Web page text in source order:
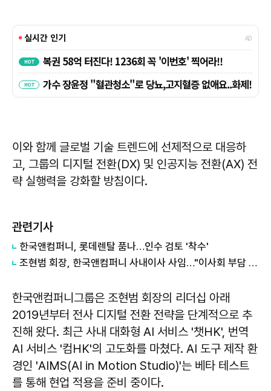
이와 함께 글로벌 기술 트렌드에 선제적으로 대응하
고, 그룹의 디지털 전환(DX) 및 인공지능 전환(AX) 전
략 실행력을 강화할 방침이다.
관련기사
한국앤컴퍼니, 롯데렌탈 품나…인수 검토 '착수'
조현범 회장, 한국앤컴퍼니 사내이사 사임…"이사회 부담 최소화"
한국앤컴퍼니그룹은 조현범 회장의 리더십 아래
2019년부터 전사 디지털 전환 전략을 단계적으로 추
진해 왔다. 최근 사내 대화형 AI 서비스 '챗HK', 번역
AI 서비스 '컴HK'의 고도화를 마쳤다. AI 도구 제작 환
경인 'AIMS(AI in Motion Studio)'는 베타 테스트
를 통해 현업 적용을 준비 중이다.